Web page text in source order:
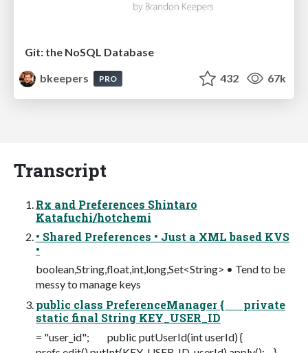
Git: the NoSQL Database
bkeepers
PRO 432 67k
Transcript
Rx and Preferences Shintaro
Katafuchi/hotchemi
• Shared Preferences • Just a XML based KVS
•
boolean,String,float,int,long,Set<String> • Tend to be
messy to manage keys
public class PreferenceManager { private
static final String KEY_USER_ID
= "user_id"; public putUserId(int userId) {